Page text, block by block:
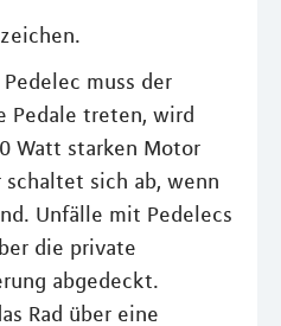
muss der
Pedale treten, wird
Watt starken Motor
sich ab, wenn
Unfälle mit Pedelecs
die private
abgedeckt.
Rad über eine